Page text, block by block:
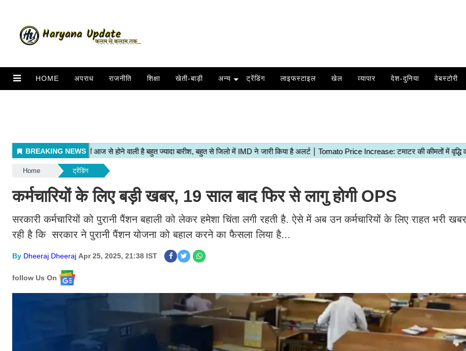
HOME अपराध राजनीति शिक्षा खेती-बाड़ी अन्य ट्रेंडिंग लाइफस्टाइल खेल व्यापार देश-दुनिया वेबस्टोरी
Home ट्रेंडिंग
कर्मचारियों के लिए बड़ी खबर, 19 साल बाद फिर से लागु होगी OPS
सरकारी कर्मचारियों को पुरानी पैंशन बहाली को लेकर हमेशा चिंता लगी रहती है. ऐसे में अब उन कर्मचारियों के लिए राहत भरी
रही है कि सरकार ने पुरानी पैंशन योजना को बहाल करने का फैसला लिया है...
By Dheeraj Dheeraj Apr 25, 2025, 21:38 IST
follow Us On